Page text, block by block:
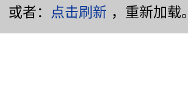
或者： 点击刷新 ，重新加载。